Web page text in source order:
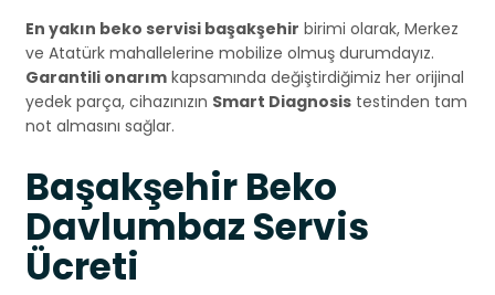
En yakın beko servisi başakşehir birimi olarak, Merkez
ve Atatürk mahallelerine mobilize olmuş durumdayız.
Garantili onarım kapsamında değiştirdiğimiz her orijinal
yedek parça, cihazınızın Smart Diagnosis testinden tam
not almasını sağlar.
Başakşehir Beko
Davlumbaz Servis
Ücreti